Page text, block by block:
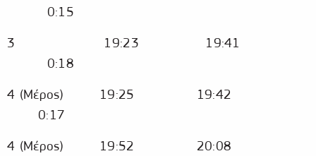
0:15
3 19:23 19:41
0:18
4 (Μέρος) 19:25 19:42
0:17
4 (Μέρος) 19:52 20:08